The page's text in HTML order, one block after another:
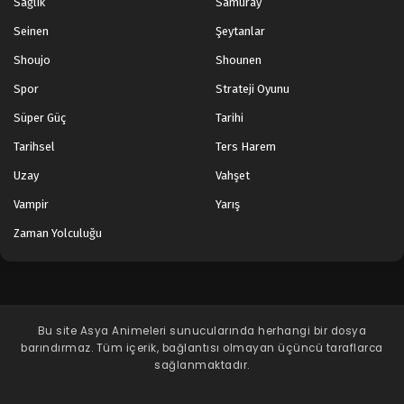
Tales of Herding Gods 18.Bölüm izle
Blm 18 - Şubat 17, 2025
Blm 15 - Ocak 28, 2025
Seinen Şeytanlar
Shoujo Shounen
Spor Strateji Oyunu
Süper Güç Tarihi
Tarihsel Ters Harem
Uzay Vahşet
Vampir Yarış
Zaman Yolculuğu
Bu site Asya Animeleri sunucularında herhangi bir dosya
barındırmaz. Tüm içerik, bağlantısı olmayan üçüncü taraflarca
sağlanmaktadır.